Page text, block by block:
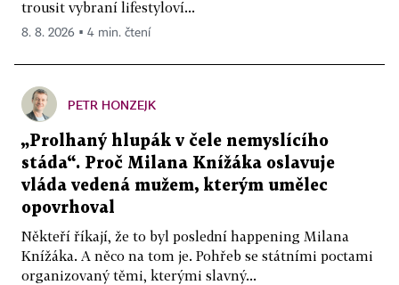
trousit vybraní lifestyloví...
8. 8. 2026 ▪ 4 min. čtení
PETR HONZEJK
„Prolhaný hlupák v čele nemyslícího
stáda“. Proč Milana Knížáka oslavuje
vláda vedená mužem, kterým umělec
opovrhoval
Někteří říkají, že to byl poslední happening Milana
Knížáka. A něco na tom je. Pohřeb se státními poctami
organizovaný těmi, kterými slavný...